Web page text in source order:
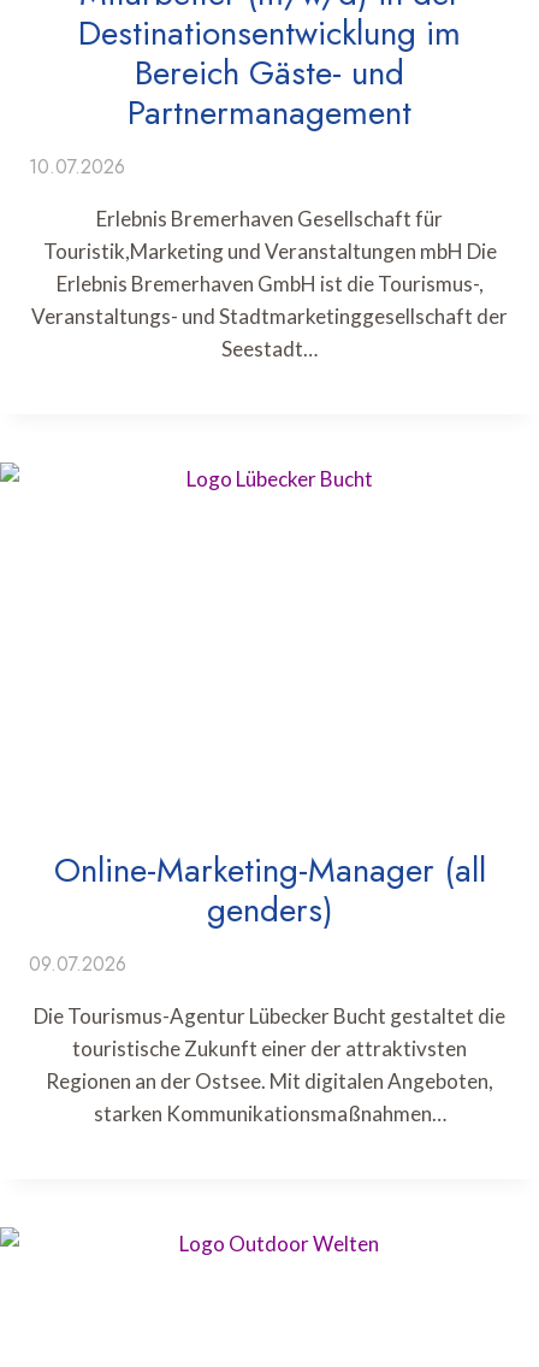
Destinationsentwicklung im
Bereich Gäste- und
Partnermanagement
10.07.2026
Erlebnis Bremerhaven Gesellschaft für
Touristik,Marketing und Veranstaltungen mbH Die
Erlebnis Bremerhaven GmbH ist die Tourismus-,
Veranstaltungs- und Stadtmarketinggesellschaft der
Seestadt…
Online-Marketing-Manager (all
genders)
09.07.2026
Die Tourismus-Agentur Lübecker Bucht gestaltet die
touristische Zukunft einer der attraktivsten
Regionen an der Ostsee. Mit digitalen Angeboten,
starken Kommunikationsmaßnahmen…